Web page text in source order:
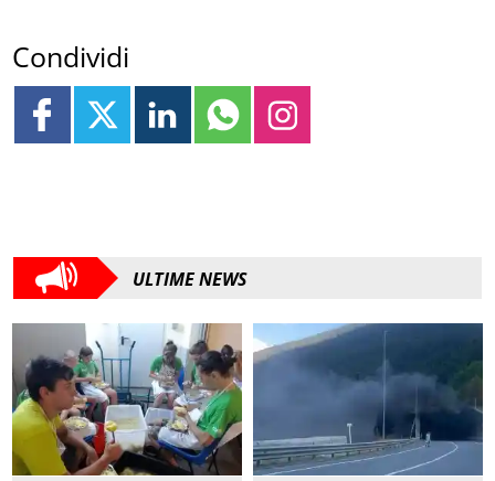
Condividi
ULTIME NEWS